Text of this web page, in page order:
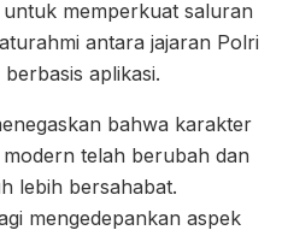
memperkuat saluran
antara jajaran Polri
aplikasi.
bahwa karakter
telah berubah dan
lebih bersahabat.
mengedepankan aspek